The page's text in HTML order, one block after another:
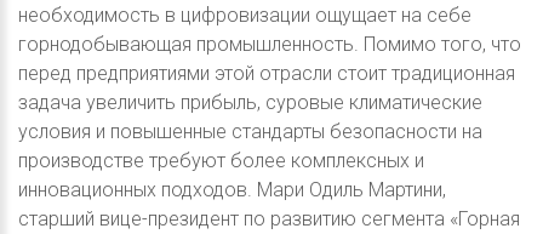
необходимость в цифровизации ощущает на себе
горнодобывающая промышленность. Помимо того, что
перед предприятиями этой отрасли стоит традиционная
задача увеличить прибыль, суровые климатические
условия и повышенные стандарты безопасности на
производстве требуют более комплексных и
инновационных подходов. Мари Одиль Мартини,
старший вице-президент по развитию сегмента «Горная